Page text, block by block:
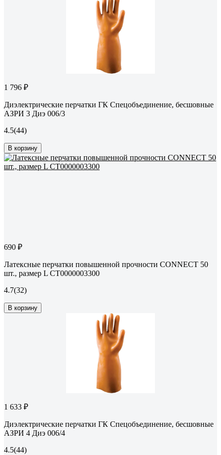
1 796 ₽
Диэлектрические перчатки ГК Спецобъединение, бесшовные
АЗРИ 3 Диэ 006/3
4.5(44)
В корзину
690 ₽
Латексные перчатки повышенной прочности CONNECT 50
шт., размер L CТ0000003300
4.7(32)
В корзину
1 633 ₽
Диэлектрические перчатки ГК Спецобъединение, бесшовные
АЗРИ 4 Диэ 006/4
4.5(44)